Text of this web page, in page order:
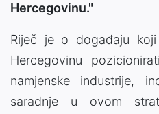
Hercegovinu."
Riječ je o događaju
Hercegovinu
namjenske industrije,
saradnje u ovom